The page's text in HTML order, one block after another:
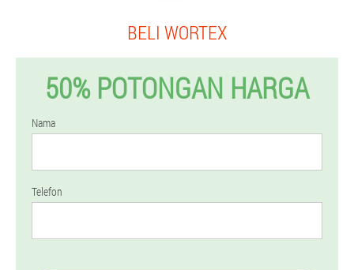
BELI WORTEX
50% POTONGAN HARGA
Nama
Telefon